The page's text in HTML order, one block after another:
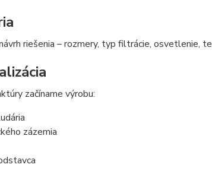
riešenia – rozmery, typ filtrácie, osvetlenie,
začíname výrobu:
zázemia